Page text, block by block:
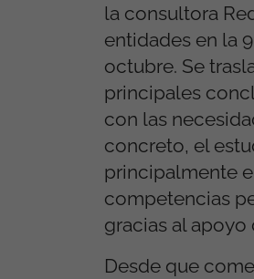
la consultora
entidades en la
octubre. Se
principales
con las
concreto, el
principalmente
competencias
gracias al apoyo
Desde que